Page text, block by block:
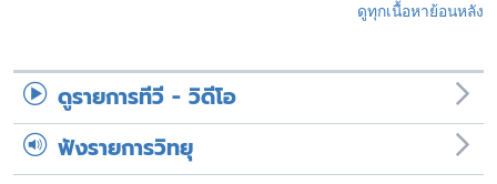
ดูทุกเนื้อหาย้อนหลัง
ดูรายการทีวี - วิดีโอ
ฟังรายการวิทยุ